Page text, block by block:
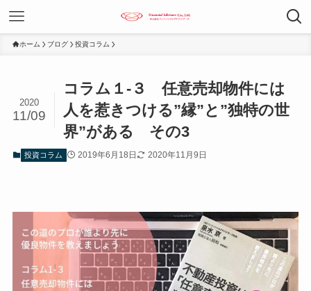
ホーム ブログ 投資コラム
コラム１-３ 任意売却物件には
人を惹きつける”縁”と”独特の世
界”がある その3
2020
11/09
投資コラム 2019年6月18日 2020年11月9日